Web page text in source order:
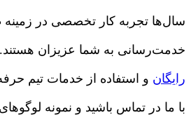
سال‌ها تجربه کار تخصصی در زمینه
خدمت‌رسانی به شما عزیزان
رایگان و استفاده از خدمات تیم
با ما در تماس باشید و نمونه